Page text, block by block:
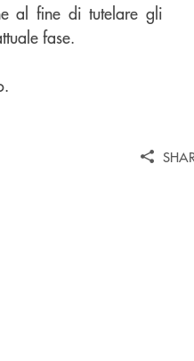
al fine di tutelare gli
fase.